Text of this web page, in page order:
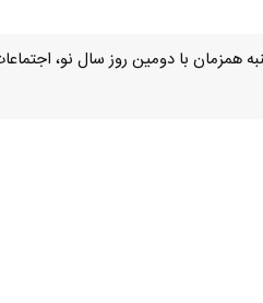
همزمان با دومین روز سال نو،